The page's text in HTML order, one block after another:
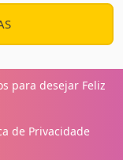
para desejar Feliz
de Privacidade